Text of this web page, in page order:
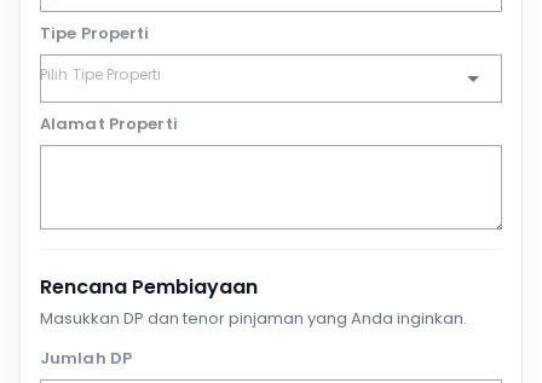
Tipe Properti
Alamat Properti
Rencana Pembiayaan
Masukkan DP dan tenor pinjaman yang Anda inginkan.
Jumlah DP